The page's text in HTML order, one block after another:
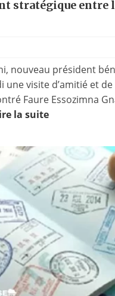
stratégique entre
nouveau président
une visite d’amitié et
Faure Essozimna
la suite